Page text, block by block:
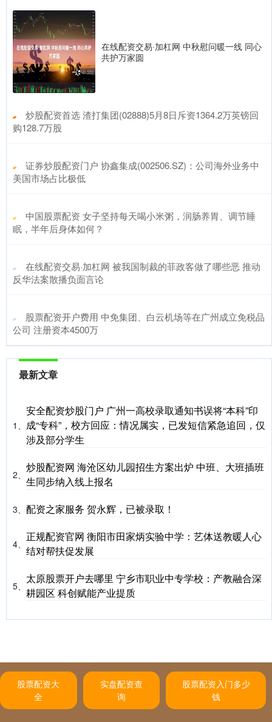
在线配资交易·加杠网 中秋慰问暖一线 同心
共护万家圆
​炒股配资首选 渣打集团(02888)5月8日斥资1364.2万英镑回
购128.7万股
​证券炒股配资门户 协鑫集成(002506.SZ)：公司海外业务中
美国市场占比极低
​中国股票配资 女子坚持每天喝小米粥，润肠养胃、调节睡
眠，半年后身体如何？
​在线配资交易·加杠网 被我国制裁的菲政客做了哪些恶 推动
反华法案散播负面言论
​股票配资开户费用 中免集团、白云机场等在广州成立免税品
公司 注册资本4500万
最新文章
1、
安全配资炒股门户 广州一高校录取通知书误将“本科”印
成“专科”，校方回应：情况属实，已发短信紧急追回，仅
涉及部分学生
2、
炒股配资网 海沧区幼儿园招生方案出炉 中班、大班插班
生同步纳入线上报名
3、 配资之家服务 贺永辉，已被录取！
4、
正规配资官网 衡阳市田家炳实验中学：艺体送教暖人心
结对帮扶促发展
5、
太原股票开户去哪里 宁乡市职业中专学校：产教融合深
耕园区 科创赋能产业提质
股票配资大
全
实盘配资查
询
股票配资入门多少
钱